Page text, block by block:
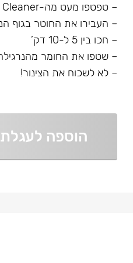
– טפטפו מעט מה-Cleaner על החוטר
– העבירו את החוטר בגוף
– חכו בין 5 ל-10 דק’
– שטפו את החומר
– לא לשכוח את הצינור!
הוספה לעגלת